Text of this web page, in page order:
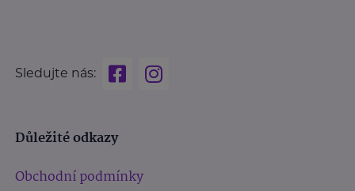
Sledujte nás:
Důležité odkazy
Obchodní podmínky